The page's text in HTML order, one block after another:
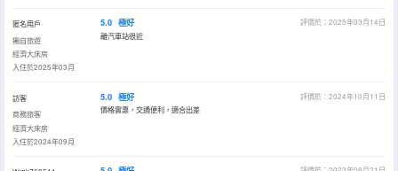
匿名用戶
獨自旅遊
經濟大床房
入住於2025年03月
5.0 極好
評價於：2025年03月14日
離汽車站很近
訪客
商務旅客
經濟大床房
入住於2024年09月
5.0 極好
評價於：2024年10月11日
價格實惠，交通便利，適合出差